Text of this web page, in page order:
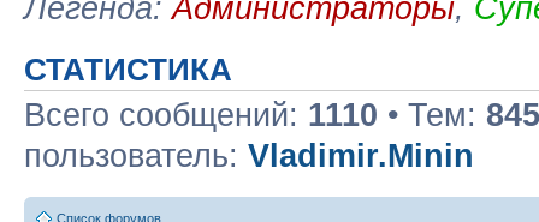
Легенда:Администраторы,
СТАТИСТИКА
Всего сообщений: 1110 • Тем: 845
пользователь: Vladimir.Minin
Список форумов